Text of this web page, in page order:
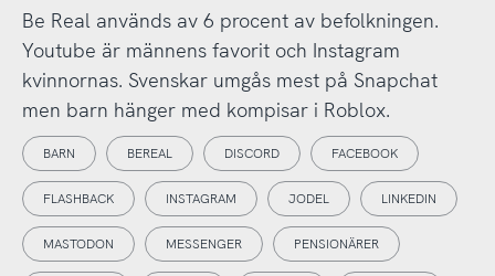
Be Real används av 6 procent av befolkningen.
Youtube är männens favorit och Instagram
kvinnornas. Svenskar umgås mest på Snapchat
men barn hänger med kompisar i Roblox.
BARN BEREAL DISCORD FACEBOOK
FLASHBACK INSTAGRAM JODEL LINKEDIN
MASTODON MESSENGER PENSIONÄRER